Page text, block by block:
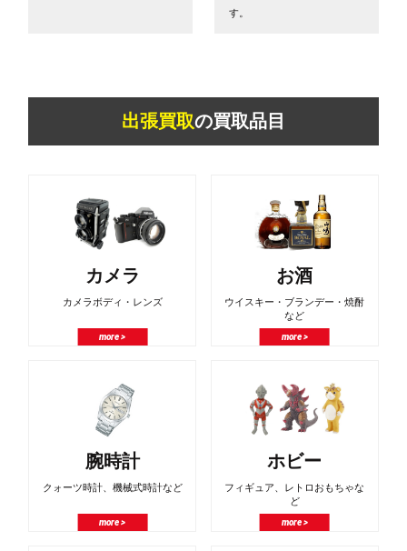
す。
出張買取の買取品目
カメラ
カメラボディ・レンズ
more >
お酒
ウイスキー・ブランデー・焼酎
など
more >
腕時計
クォーツ時計、機械式時計など
more >
ホビー
フィギュア、レトロおもちゃな
ど
more >